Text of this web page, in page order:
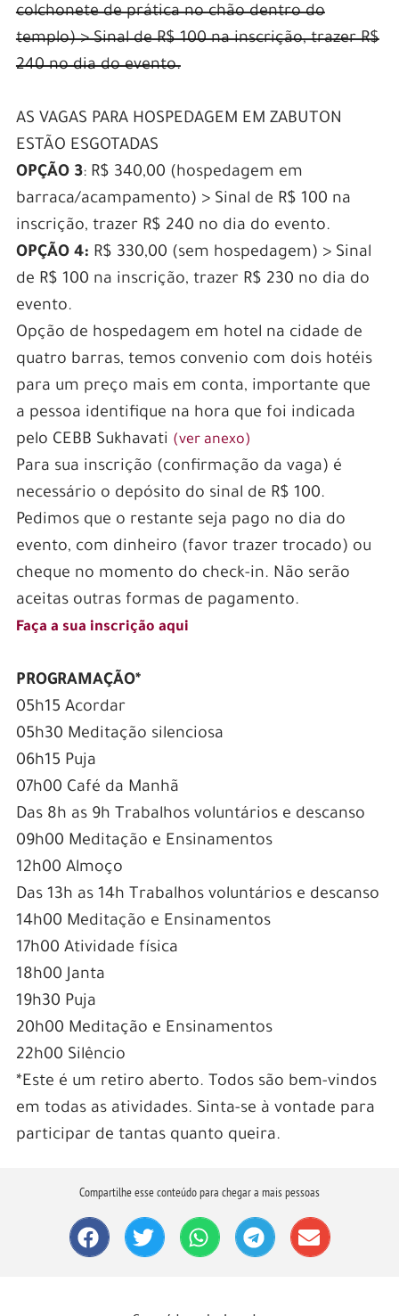
colchonete de prática no chão dentro do
templo) > Sinal de R$ 100 na inscrição, trazer R$
240 no dia do evento.
AS VAGAS PARA HOSPEDAGEM EM ZABUTON
ESTÃO ESGOTADAS
OPÇÃO 3: R$ 340,00 (hospedagem em
barraca/acampamento) > Sinal de R$ 100 na
inscrição, trazer R$ 240 no dia do evento.
OPÇÃO 4: R$ 330,00 (sem hospedagem) > Sinal
de R$ 100 na inscrição, trazer R$ 230 no dia do
evento.
Opção de hospedagem em hotel na cidade de
quatro barras, temos convenio com dois hotéis
para um preço mais em conta, importante que
a pessoa identifique na hora que foi indicada
pelo CEBB Sukhavati (ver anexo)
Para sua inscrição (confirmação da vaga) é
necessário o depósito do sinal de R$ 100.
Pedimos que o restante seja pago no dia do
evento, com dinheiro (favor trazer trocado) ou
cheque no momento do check-in. Não serão
aceitas outras formas de pagamento.
Faça a sua inscrição aqui
PROGRAMAÇÃO*
05h15 Acordar
05h30 Meditação silenciosa
06h15 Puja
07h00 Café da Manhã
Das 8h as 9h Trabalhos voluntários e descanso
09h00 Meditação e Ensinamentos
12h00 Almoço
Das 13h as 14h Trabalhos voluntários e descanso
14h00 Meditação e Ensinamentos
17h00 Atividade física
18h00 Janta
19h30 Puja
20h00 Meditação e Ensinamentos
22h00 Silêncio
*Este é um retiro aberto. Todos são bem-vindos
em todas as atividades. Sinta-se à vontade para
participar de tantas quanto queira.
Compartilhe esse conteúdo para chegar a mais pessoas